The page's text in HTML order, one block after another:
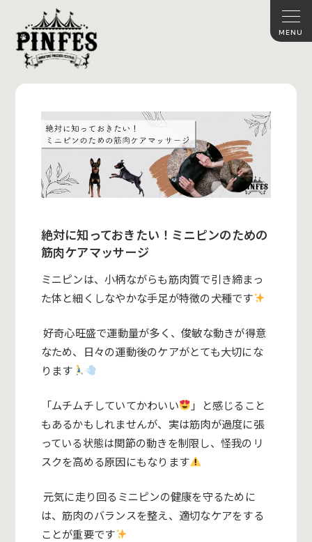
絶対に知っておきたい！ミニピンのための
筋肉ケアマッサージ
ミニピンは、小柄ながらも筋肉質で引き締まっ
た体と細くしなやかな手足が特徴の犬種です
好奇心旺盛で運動量が多く、俊敏な動きが得意
なため、日々の運動後のケアがとても大切にな
ります
「ムチムチしていてかわいい
」と感じること
もあるかもしれませんが、実は筋肉が過度に張
っている状態は関節の動きを制限し、怪我のリ
スクを高める原因にもなります
元気に走り回るミニピンの健康を守るために
は、筋肉のバランスを整え、適切なケアをする
ことが重要です